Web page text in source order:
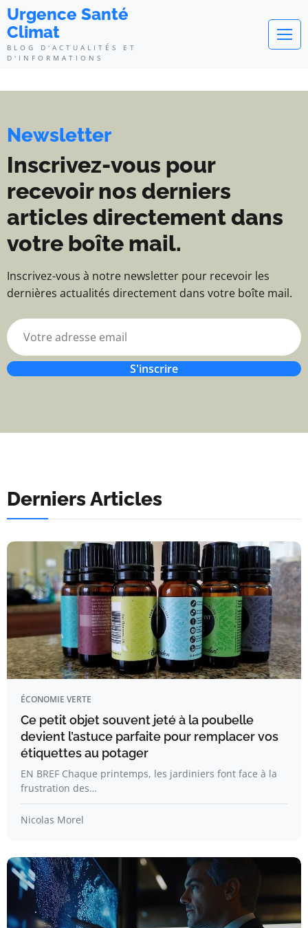
Urgence Santé Climat - Blog
Urgence Santé
Climat
BLOG D'ACTUALITÉS ET
D'INFORMATIONS
Newsletter
Inscrivez-vous pour
recevoir nos derniers
articles directement dans
votre boîte mail.
Inscrivez-vous à notre newsletter pour recevoir les
dernières actualités directement dans votre boîte mail.
S'inscrire
Derniers Articles
ÉCONOMIE VERTE
Ce petit objet souvent jeté à la poubelle
devient l’astuce parfaite pour remplacer vos
étiquettes au potager
EN BREF Chaque printemps, les jardiniers font face à la
frustration des…
Nicolas Morel